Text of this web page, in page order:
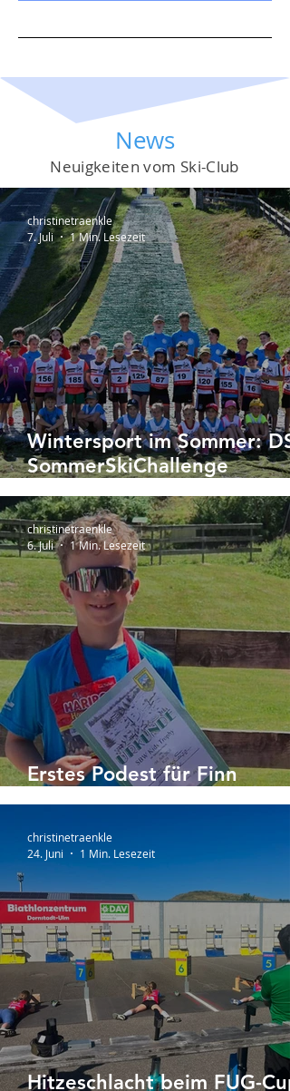
News
Neuigkeiten vom Ski-Club
Wintersport im Sommer:
SommerSkiChallenge
begeistert den Ski-Club
Schönwald Nachwuchs
christinetraenkle
7. Juli
1 Min. Lesezeit
Erstes Podest für Finn
Kaltenbach
christinetraenkle
6. Juli
1 Min. Lesezeit
Hitzeschlacht beim FUG-Cup
christinetraenkle
24. Juni
1 Min. Lesezeit